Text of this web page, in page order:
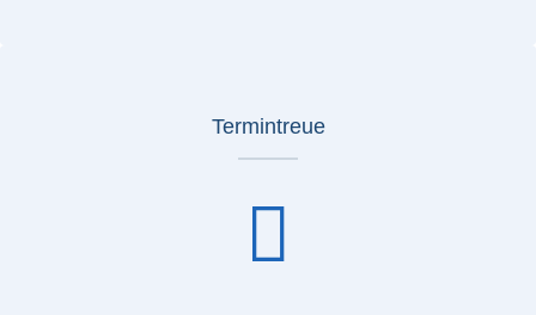
Termintreue